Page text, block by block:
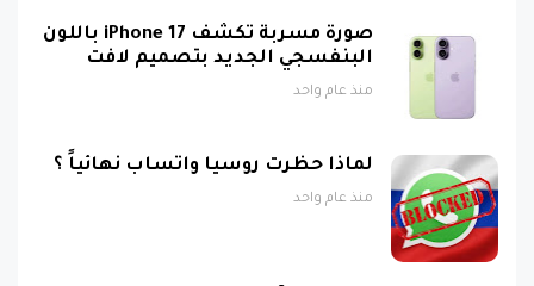
صورة مسربة تكشف iPhone 17 باللون
البنفسجي الجديد بتصميم لافت
منذ عام واحد
لماذا حظرت روسيا واتساب نهائياً ؟
منذ عام واحد